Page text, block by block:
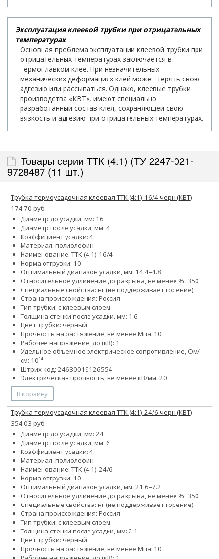
Эксплуатация клеевой трубки при отрицательных
температурах
Основная проблема эксплуатации клеевой трубки при
отрицательных температурах заключается в
термоплавком клее. При незначительных
механических деформациях клей может терять свою
адгезию или рассыпаться. Однако, клеевые трубки
производства «КВТ», имеют специально
разработанный состав клея, сохраняющей свою
вязкость и адгезию при отрицательных температурах.
Товары серии ТТК (4:1) (ТУ 2247-021-
9728487 (11 шт.)
Трубка термоусадочная клеевая ТТК (4:1)-16/4 черн (КВТ)
174.70 руб.
Диаметр до усадки, мм: 16
Диаметр после усадки, мм: 4
Коэффициент усадки: 4
Материал: полиолефин
Наименование: ТТК (4:1)-16/4
Норма отгрузки: 10
Оптимальный диапазон усадки, мм: 14.4–4.8
Относительное удлинение до разрыва, не менее %: 350
Специальные свойства: нг (не поддерживает горение)
Страна происхождения: Россия
Тип трубки: с клеевым слоем
Толщина стенки после усадки, мм: 1.6
Цвет трубки: черный
Прочность на растяжение, не менее Мпа: 10
Рабочее напряжение, до (кВ): 1
Удельное объемное электрическое сопротивление, Ом/
см: 10¹⁴
Штрих-код: 24630019126554
Электрическая прочность, не менее кВ/мм: 20
В корзину
Трубка термоусадочная клеевая ТТК (4:1)-24/6 черн (КВТ)
354.03 руб.
Диаметр до усадки, мм: 24
Диаметр после усадки, мм: 6
Коэффициент усадки: 4
Материал: полиолефин
Наименование: ТТК (4:1)-24/6
Норма отгрузки: 10
Оптимальный диапазон усадки, мм: 21.6–7.2
Относительное удлинение до разрыва, не менее %: 350
Специальные свойства: нг (не поддерживает горение)
Страна происхождения: Россия
Тип трубки: с клеевым слоем
Толщина стенки после усадки, мм: 2.1
Цвет трубки: черный
Прочность на растяжение, не менее Мпа: 10